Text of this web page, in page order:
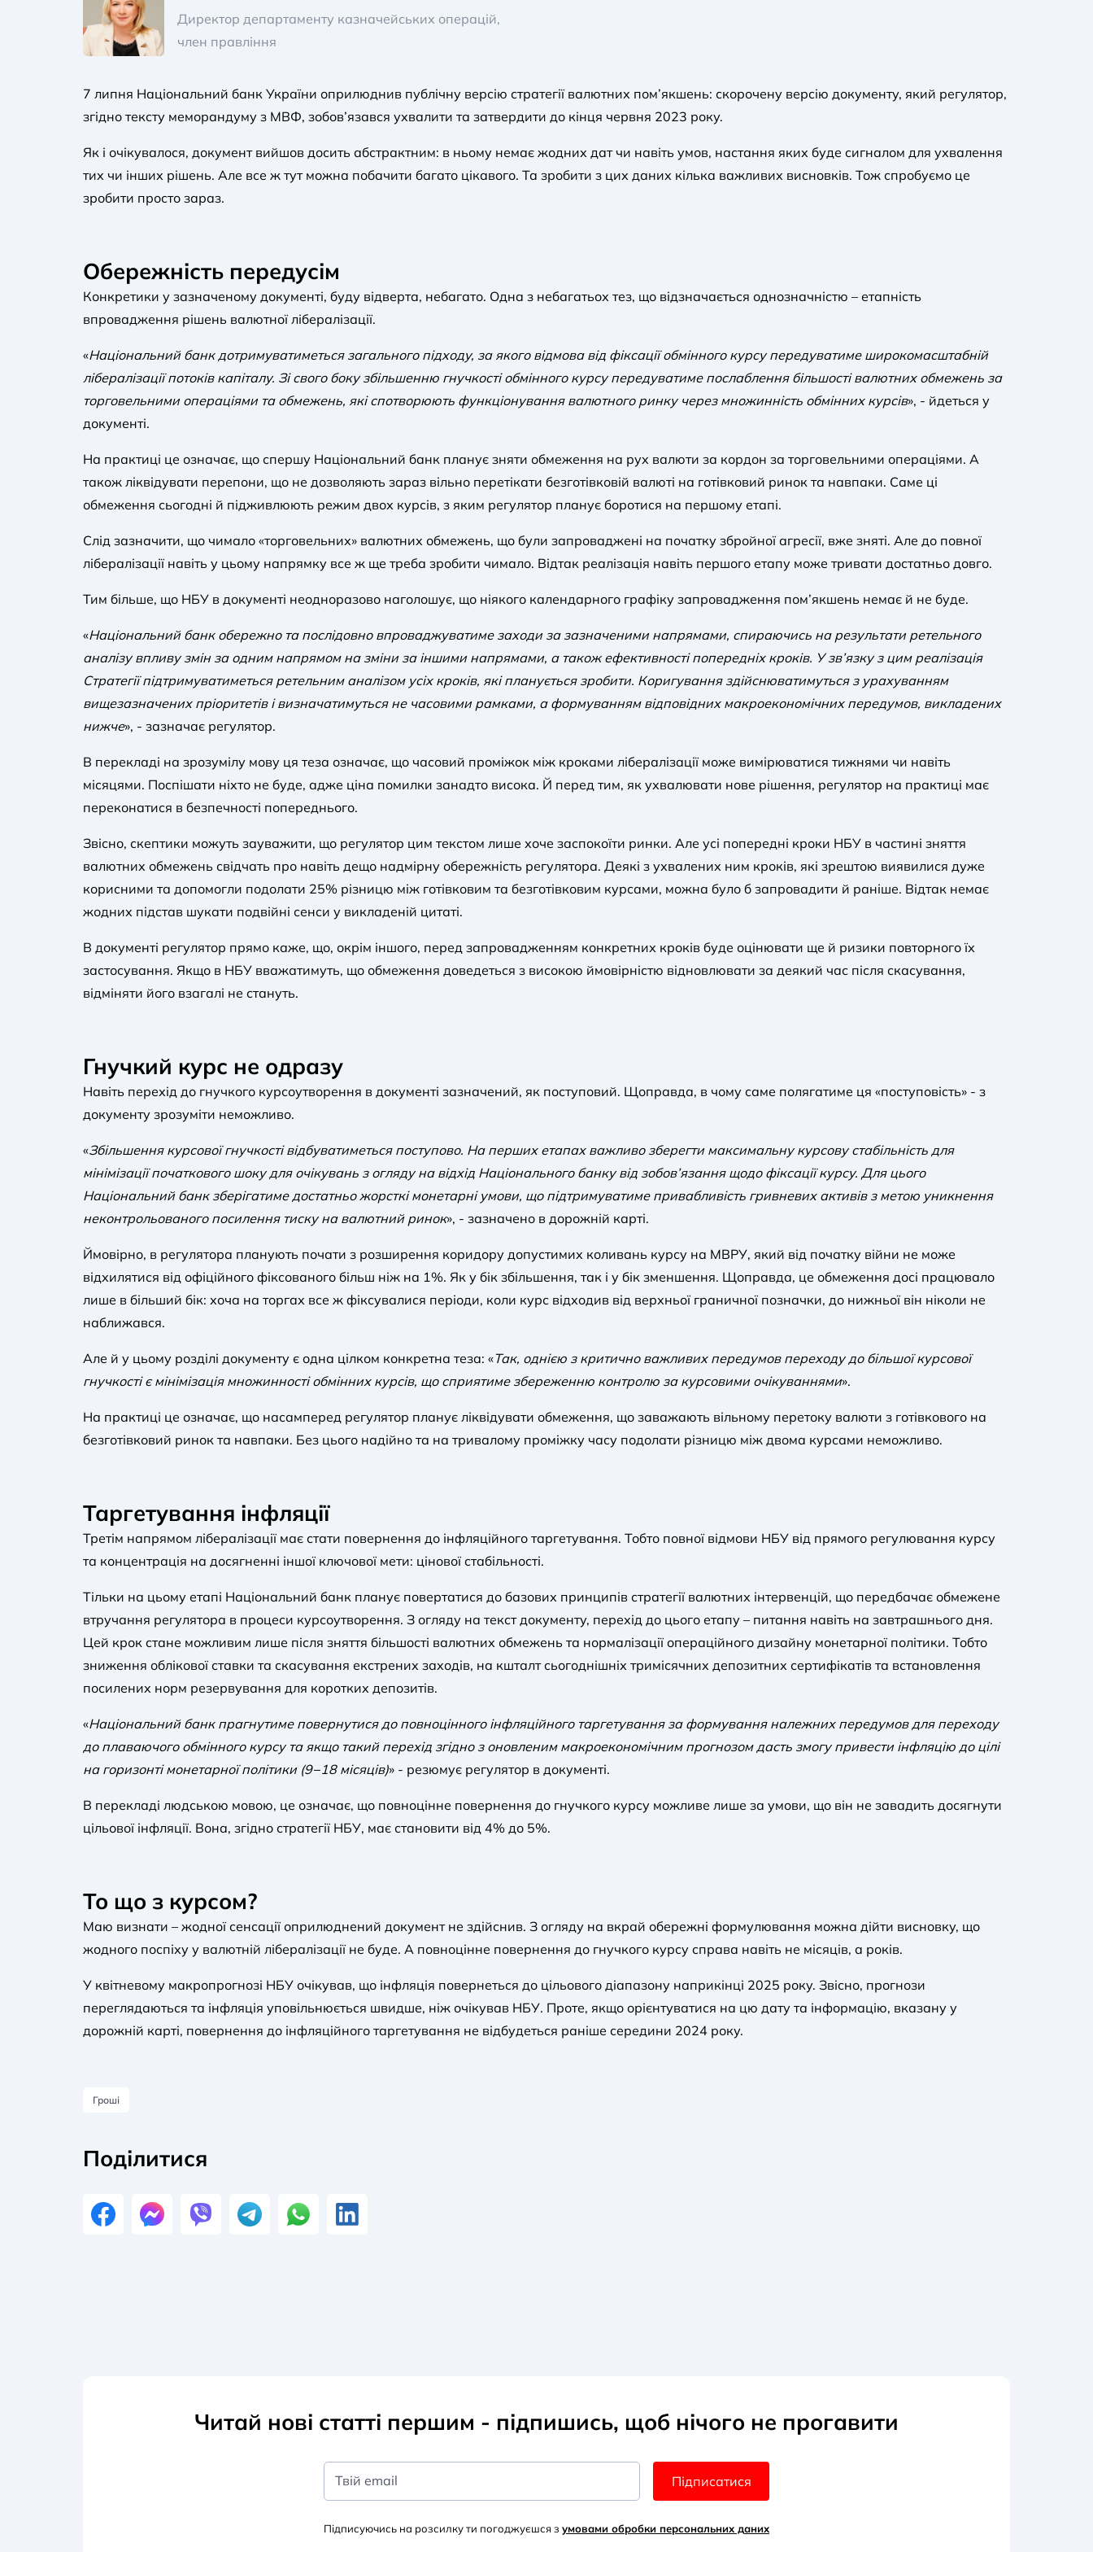
Директор департаменту казначейських операцій,
член правління
7 липня Національний банк України оприлюднив публічну версію стратегії валютних пом’якшень: скорочену версію документу, який регулятор,
згідно тексту меморандуму з МВФ, зобов’язався ухвалити та затвердити до кінця червня 2023 року.
Як і очікувалося, документ вийшов досить абстрактним: в ньому немає жодних дат чи навіть умов, настання яких буде сигналом для ухвалення
тих чи інших рішень. Але все ж тут можна побачити багато цікавого. Та зробити з цих даних кілька важливих висновків. Тож спробуємо це
зробити просто зараз.
Обережність передусім
Конкретики у зазначеному документі, буду відверта, небагато. Одна з небагатьох тез, що відзначається однозначністю – етапність
впровадження рішень валютної лібералізації.
«Національний банк дотримуватиметься загального підходу, за якого відмова від фіксації обмінного курсу передуватиме широкомасштабній
лібералізації потоків капіталу. Зі свого боку збільшенню гнучкості обмінного курсу передуватиме послаблення більшості валютних обмежень за
торговельними операціями та обмежень, які спотворюють функціонування валютного ринку через множинність обмінних курсів», - йдеться у
документі.
На практиці це означає, що спершу Національний банк планує зняти обмеження на рух валюти за кордон за торговельними операціями. А
також ліквідувати перепони, що не дозволяють зараз вільно перетікати безготівковій валюті на готівковий ринок та навпаки. Саме ці
обмеження сьогодні й підживлюють режим двох курсів, з яким регулятор планує боротися на першому етапі.
Слід зазначити, що чимало «торговельних» валютних обмежень, що були запроваджені на початку збройної агресії, вже зняті. Але до повної
лібералізації навіть у цьому напрямку все ж ще треба зробити чимало. Відтак реалізація навіть першого етапу може тривати достатньо довго.
Тим більше, що НБУ в документі неодноразово наголошує, що ніякого календарного графіку запровадження пом’якшень немає й не буде.
«Національний банк обережно та послідовно впроваджуватиме заходи за зазначеними напрямами, спираючись на результати ретельного
аналізу впливу змін за одним напрямом на зміни за іншими напрямами, а також ефективності попередніх кроків. У зв’язку з цим реалізація
Стратегії підтримуватиметься ретельним аналізом усіх кроків, які планується зробити. Коригування здійснюватимуться з урахуванням
вищезазначених пріоритетів і визначатимуться не часовими рамками, а формуванням відповідних макроекономічних передумов, викладених
нижче», - зазначає регулятор.
В перекладі на зрозумілу мову ця теза означає, що часовий проміжок між кроками лібералізації може вимірюватися тижнями чи навіть
місяцями. Поспішати ніхто не буде, адже ціна помилки занадто висока. Й перед тим, як ухвалювати нове рішення, регулятор на практиці має
переконатися в безпечності попереднього.
Звісно, скептики можуть зауважити, що регулятор цим текстом лише хоче заспокоїти ринки. Але усі попередні кроки НБУ в частині зняття
валютних обмежень свідчать про навіть дещо надмірну обережність регулятора. Деякі з ухвалених ним кроків, які зрештою виявилися дуже
корисними та допомогли подолати 25% різницю між готівковим та безготівковим курсами, можна було б запровадити й раніше. Відтак немає
жодних підстав шукати подвійні сенси у викладеній цитаті.
В документі регулятор прямо каже, що, окрім іншого, перед запровадженням конкретних кроків буде оцінювати ще й ризики повторного їх
застосування. Якщо в НБУ вважатимуть, що обмеження доведеться з високою ймовірністю відновлювати за деякий час після скасування,
відміняти його взагалі не стануть.
Гнучкий курс не одразу
Навіть перехід до гнучкого курсоутворення в документі зазначений, як поступовий. Щоправда, в чому саме полягатиме ця «поступовість» - з
документу зрозуміти неможливо.
«Збільшення курсової гнучкості відбуватиметься поступово. На перших етапах важливо зберегти максимальну курсову стабільність для
мінімізації початкового шоку для очікувань з огляду на відхід Національного банку від зобов’язання щодо фіксації курсу. Для цього
Національний банк зберігатиме достатньо жорсткі монетарні умови, що підтримуватиме привабливість гривневих активів з метою уникнення
неконтрольованого посилення тиску на валютний ринок», - зазначено в дорожній карті.
Ймовірно, в регулятора планують почати з розширення коридору допустимих коливань курсу на МВРУ, який від початку війни не може
відхилятися від офіційного фіксованого більш ніж на 1%. Як у бік збільшення, так і у бік зменшення. Щоправда, це обмеження досі працювало
лише в більший бік: хоча на торгах все ж фіксувалися періоди, коли курс відходив від верхньої граничної позначки, до нижньої він ніколи не
наближався.
Але й у цьому розділі документу є одна цілком конкретна теза: «Так, однією з критично важливих передумов переходу до більшої курсової
гнучкості є мінімізація множинності обмінних курсів, що сприятиме збереженню контролю за курсовими очікуваннями».
На практиці це означає, що насамперед регулятор планує ліквідувати обмеження, що заважають вільному перетоку валюти з готівкового на
безготівковий ринок та навпаки. Без цього надійно та на тривалому проміжку часу подолати різницю між двома курсами неможливо.
Таргетування інфляції
Третім напрямом лібералізації має стати повернення до інфляційного таргетування. Тобто повної відмови НБУ від прямого регулювання курсу
та концентрація на досягненні іншої ключової мети: цінової стабільності.
Тільки на цьому етапі Національний банк планує повертатися до базових принципів стратегії валютних інтервенцій, що передбачає обмежене
втручання регулятора в процеси курсоутворення. З огляду на текст документу, перехід до цього етапу – питання навіть на завтрашнього дня.
Цей крок стане можливим лише після зняття більшості валютних обмежень та нормалізації операційного дизайну монетарної політики. Тобто
зниження облікової ставки та скасування екстрених заходів, на кшталт сьогоднішніх тримісячних депозитних сертифікатів та встановлення
посилених норм резервування для коротких депозитів.
«Національний банк прагнутиме повернутися до повноцінного інфляційного таргетування за формування належних передумов для переходу
до плаваючого обмінного курсу та якщо такий перехід згідно з оновленим макроекономічним прогнозом дасть змогу привести інфляцію до цілі
на горизонті монетарної політики (9−18 місяців)» - резюмує регулятор в документі.
В перекладі людською мовою, це означає, що повноцінне повернення до гнучкого курсу можливе лише за умови, що він не завадить досягнути
цільової інфляції. Вона, згідно стратегії НБУ, має становити від 4% до 5%.
То що з курсом?
Маю визнати – жодної сенсації оприлюднений документ не здійснив. З огляду на вкрай обережні формулювання можна дійти висновку, що
жодного поспіху у валютній лібералізації не буде. А повноцінне повернення до гнучкого курсу справа навіть не місяців, а років.
У квітневому макропрогнозі НБУ очікував, що інфляція повернеться до цільового діапазону наприкінці 2025 року. Звісно, прогнози
переглядаються та інфляція уповільнюється швидше, ніж очікував НБУ. Проте, якщо орієнтуватися на цю дату та інформацію, вказану у
дорожній карті, повернення до інфляційного таргетування не відбудеться раніше середини 2024 року.
Гроші
Поділитися
Читай нові статті першим - підпишись, щоб нічого не прогавити
Твій email Підписатися
Підписуючись на розсилку ти погоджуєшся з умовами обробки персональних даних